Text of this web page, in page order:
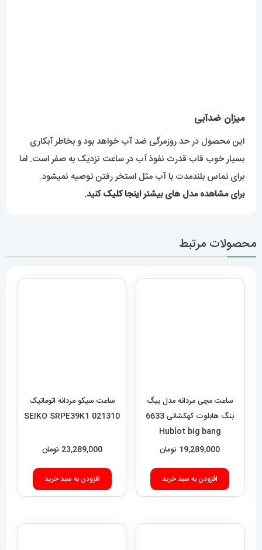
میزان ضدآبی
این محصول در حد روزمرگی ضد آب خواهد بود و بخاطر آبکاری
بسیار خوب قاب قدرت نفوذ آب در ساعت نزدیک به صفر است. اما
برای تماس بلندمدت با آب مثل استخر رفتن توصیه نمیشود.
برای مشاهده مدل های بیشتراینجا کلیککنید.
محصولات مرتبط
ساعت مچی مردانه مدل بیگ
بنگ هابلوت کهکشانی 6633
Hublot big bang
19,289,000 تومان
افزودن به سبد خرید
ساعت سیکو مردانه اتوماتیک
23,289,000تومان
افزودن به سبد خرید